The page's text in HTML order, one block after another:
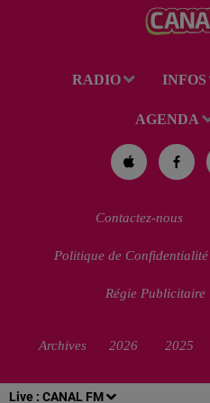
Live : CANAL FM
RADIO INFOS
AGENDA
Contactez-nous
Politique de Confidentialité
Régie Publicitaire
Archives 2026 2025